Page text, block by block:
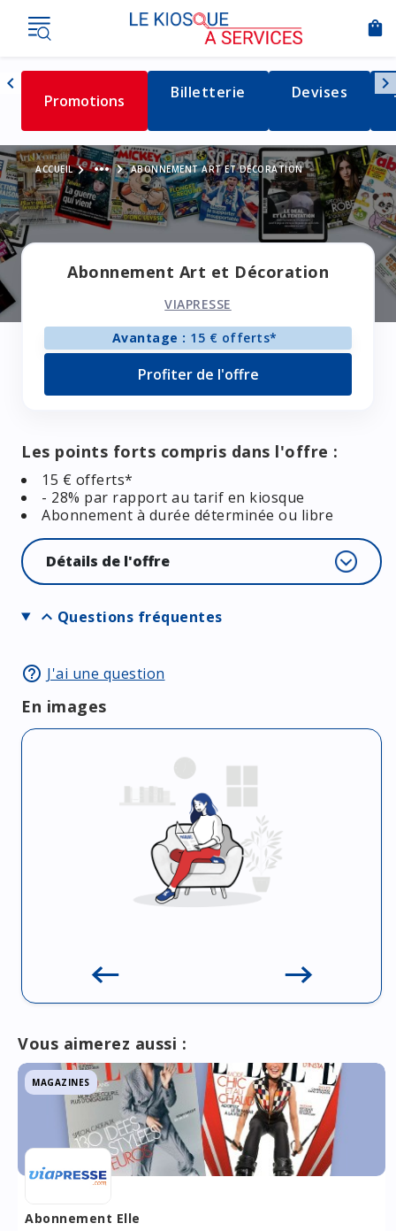
shopping_bag
chevron_left
Naviguer vers la gauche
Détail de la catégorie
Promotions Détail de la catégorie
Billetterie Détail de la
Devises chevron_right
ACCUEIL Voir le fil d'Ariane
more_horiz ABONNEMENT ART ET DÉCORATION
Abonnement Art et Décoration
VIAPRESSE
Avantage : 15 € offerts*
Profiter de l'offre
Les points forts compris dans l'offre :
15 € offerts*
- 28% par rapport au tarif en kiosque
Abonnement à durée déterminée ou libre
Détails de l'offre
expand_more Questions fréquentes
help_outline J'ai une question
En images
Vous aimerez aussi :
MAGAZINES
Abonnement Elle